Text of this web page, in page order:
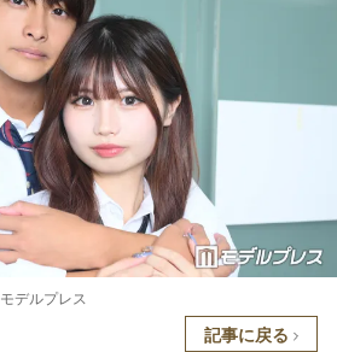
デルプレス
記事に戻る